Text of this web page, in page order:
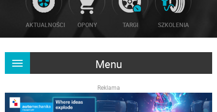
AKTUALNOŚCI OPONY TARGI SZKOLENIA
Menu
Rozwiń
Reklama